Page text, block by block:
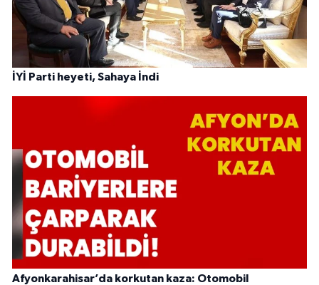
İYİ Parti heyeti, Sahaya İndi
Afyonkarahisar’da korkutan kaza: Otomobil